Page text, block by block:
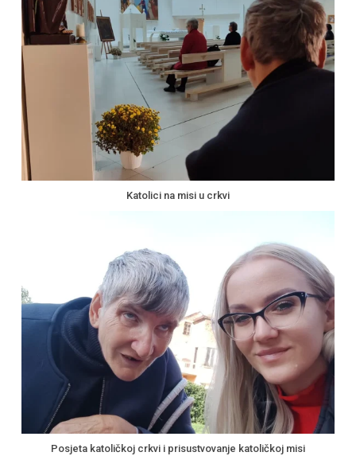
Katolici na misi u crkvi
Posjeta katoličkoj crkvi i prisustvovanje katoličkoj misi